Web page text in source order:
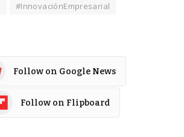
#InnovaciónEmpresarial
Follow on Google News
Follow on Flipboard